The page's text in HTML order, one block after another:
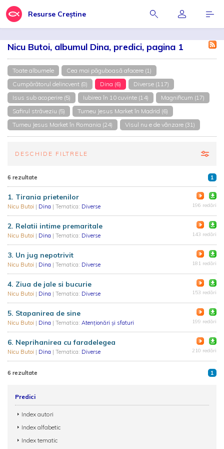
Resurse Creștine
Nicu Butoi, albumul Dina, predici, pagina 1
Toate albumele
Cea mai păguboasă afacere (1)
Cumpărătorul delincvent (8)
Dina (6)
Diverse (117)
Isus sub acoperire (5)
Iubirea în 10 cuvinte (14)
Magnificum (17)
Safirul străveziu (5)
Turneu Jesus Market în Madrid (6)
Turneu Jesus Market în Romania (24)
Visul nu e de vânzare (31)
DESCHIDE FILTRELE
6 rezultate 1
1. Tirania prietenilor
Nicu Butoi | Dina | Tematica: Diverse 196 redări
2. Relatii intime premaritale
Nicu Butoi | Dina | Tematica: Diverse 143 redări
3. Un jug nepotrivit
Nicu Butoi | Dina | Tematica: Diverse 181 redări
4. Ziua de jale si bucurie
Nicu Butoi | Dina | Tematica: Diverse 153 redări
5. Stapanirea de sine
Nicu Butoi | Dina | Tematica: Atenționări și sfaturi 199 redări
6. Neprihanirea cu faradelegea
Nicu Butoi | Dina | Tematica: Diverse 210 redări
6 rezultate 1
Predici
Index autori
Index alfabetic
Index tematic